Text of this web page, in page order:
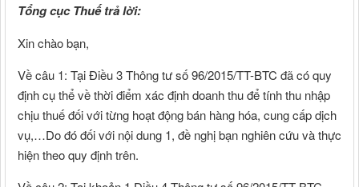
Tổng cục Thuế trả lời:
Xin chào bạn,
Về câu 1: Tại Điều 3 Thông tư số 96/2015/TT-BTC đã có quy
định cụ thể về thời điểm xác định doanh thu để tính thu nhập
chịu thuế đối với từng hoạt động bán hàng hóa, cung cấp dịch
vụ,…Do đó đối với nội dung 1, đề nghị bạn nghiên cứu và thực
hiện theo quy định trên.